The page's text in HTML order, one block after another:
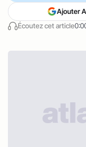
Écoutez cet article
Ajouter